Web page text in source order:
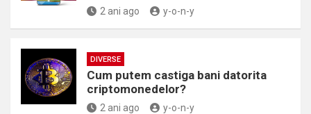
2 ani ago y-o-n-y
DIVERSE
Cum putem castiga bani datorita
criptomonedelor?
2 ani ago y-o-n-y